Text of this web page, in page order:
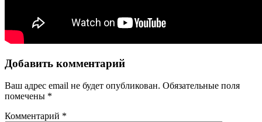
Добавить комментарий
Ваш адрес email не будет опубликован. Обязательные поля
помечены *
Комментарий *